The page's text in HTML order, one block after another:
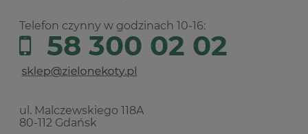
Telefon czynny w godzinach 10-16:
58 300 02 02
ul. Malczewskiego 118A
80-112 Gdańsk